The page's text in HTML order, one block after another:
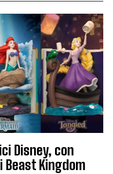
Disney, con
Beast Kingdom